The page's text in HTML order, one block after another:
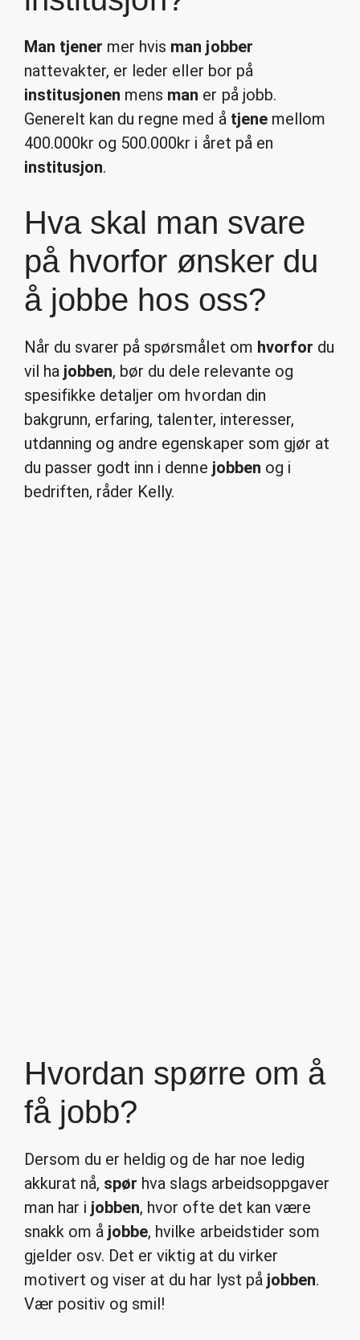
Man tjener mer hvis man jobber
nattevakter, er leder eller bor på
institusjonen mens man er på jobb.
Generelt kan du regne med å tjenemellom
400.000kr og 500.000kr i året på en
institusjon.
Hva skal man svare
på hvorfor ønsker du
å jobbe hos oss?
Når du svarer på spørsmålet om hvorfor du
vil ha jobben, bør du dele relevante og
spesifikke detaljer om hvordan din
bakgrunn, erfaring, talenter, interesser,
utdanning og andre egenskaper som gjør at
du passer godt inn i denne jobben og i
bedriften, råder Kelly.
Hvordan spørre om å
få jobb?
Dersom du er heldig og de har noe ledig
akkurat nå, spør hva slags arbeidsoppgaver
man har i jobben, hvor ofte det kan være
snakk om å jobbe, hvilke arbeidstider som
gjelder osv. Det er viktig at du virker
motivert og viser at du har lyst på jobben.
Vær positiv og smil!